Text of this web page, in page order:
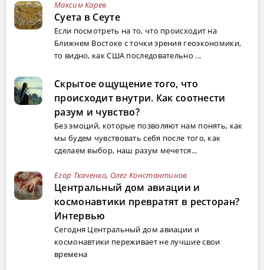
Максим Карев
Суета в Сеуте
Если посмотреть на то, что происходит на
Ближнем Востоке с точки зрения геоэкономики,
то видно, как США последовательно ...
Скрытое ощущение того, что
происходит внутри. Как соотнести
разум и чувство?
Без эмоций, которые позволяют нам понять, как
мы будем чувствовать себя после того, как
сделаем выбор, наш разум мечется...
Егор Ткаченко, Олег Константинов
Центральный дом авиации и
космонавтики превратят в ресторан?
Интервью
Сегодня Центральный дом авиации и
космонавтики переживает не лучшие свои
времена